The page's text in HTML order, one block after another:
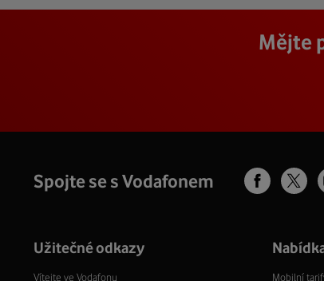
Mějte
Spojte se s Vodafonem
Užitečné odkazy
Vítejte ve Vodafonu Mobilní